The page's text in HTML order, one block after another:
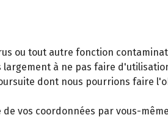
ou tout autre fonction
à ne pas faire
dont nous pourrions faire
vos coordonnées par vous-